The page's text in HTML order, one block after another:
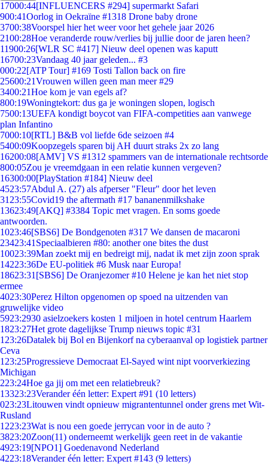
17000:44[INFLUENCERS #294] supermarkt Safari
900:41Oorlog in Oekraïne #1318 Drone baby drone
3700:38Voorspel hier het weer voor het gehele jaar 2026
2100:28Hoe veranderde rouw/verlies bij jullie door de jaren heen?
11900:26[WLR SC #417] Nieuw deel openen was kaputt
16700:23Vandaag 40 jaar geleden... #3
000:22[ATP Tour] #169 Tosti Tallon back on fire
25600:21Vrouwen willen geen man meer #29
3400:21Hoe kom je van egels af?
800:19Woningtekort: dus ga je woningen slopen, logisch
7500:13UEFA kondigt boycot van FIFA-competities aan vanwege
plan Infantino
7000:10[RTL] B&B vol liefde 6de seizoen #4
5400:09Koopzegels sparen bij AH duurt straks 2x zo lang
16200:08[AMV] VS #1312 spammers van de internationale rechtsorde
800:05Zou je vreemdgaan in een relatie kunnen vergeven?
16300:00[PlayStation #184] Nieuw deel
4523:57Abdul A. (27) als afperser "Fleur" door het leven
31 23:55Covid19 the aftermath #17 bananenmilkshake
13623:49[AKQ] #3384 Topic met vragen. En soms goede
antwoorden.
1023:46[SBS6] De Bondgenoten #317 We dansen de macaroni
23423:41 Speciaalbieren #80: another one bites the dust
10023:39Man zoekt mij en bedreigt mij, nadat ik met zijn zoon sprak
14223:36De EU-politiek #6 Musk naar Europa!
18623:31 [SBS6] De Oranjezomer #10 Helene je kan het niet stop
ermee
4023:30Perez Hilton opgenomen op spoed na uitzenden van
gruwelijke video
5923:2930 asielzoekers kosten 1 miljoen in hotel centrum Haarlem
1823:27Het grote dagelijkse Trump nieuws topic #31
1 23:26Datalek bij Bol en Bijenkorf na cyberaanval op logistiek partner
Ceva
1 23:25Progressieve Democraat El-Sayed wint nipt voorverkiezing
Michigan
223:24Hoe ga jij om met een relatiebreuk?
13323:23Verander één letter: Expert #91 (10 letters)
023:23Litouwen vindt opnieuw migrantentunnel onder grens met Wit-
Rusland
1223:23Wat is nou een goede jerrycan voor in de auto ?
3823:20Zoon(11) onderneemt werkelijk geen reet in de vakantie
4923:19[NPO1] Goedenavond Nederland
4223:18Verander één letter: Expert #143 (9 letters)